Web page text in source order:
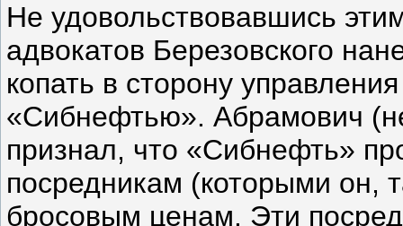
Не удовольствовавшись
адвокатов Березовского
копать в сторону
«Сибнефтью». Абрамович
признал, что «Сибнефть»
посредникам (которыми он,
бросовым ценам. Эти